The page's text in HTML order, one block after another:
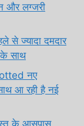
और लग्जरी
से ज्यादा दमदार
के साथ
नए
आ रही है नई